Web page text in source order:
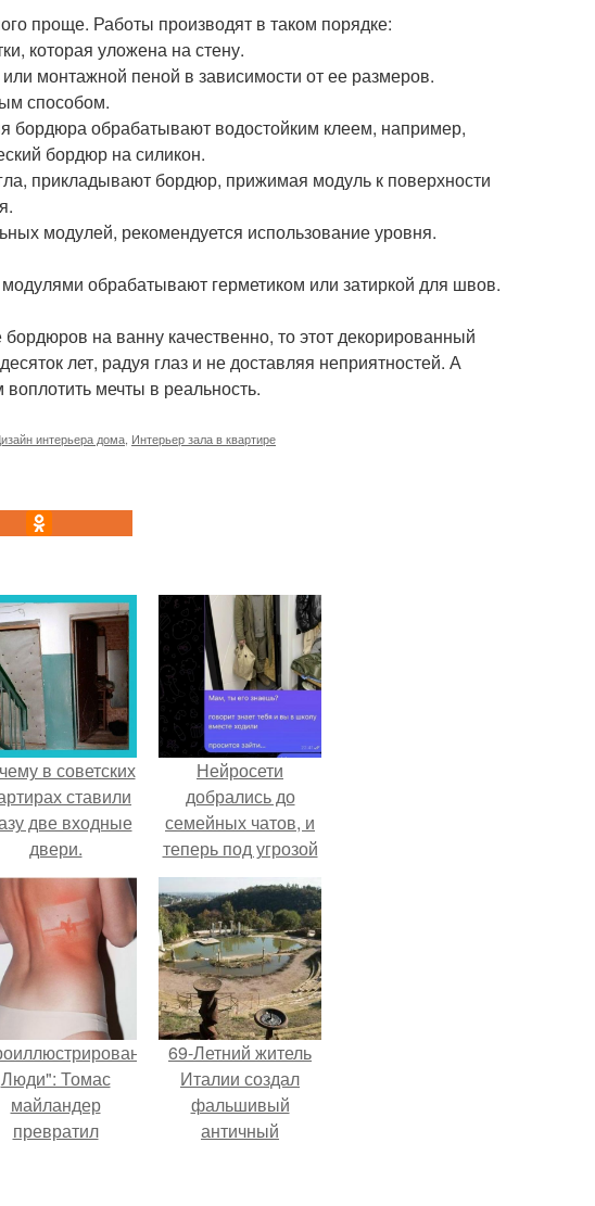
проще. Работы производят в таком порядке:
которая уложена на стену.
монтажной пеной в зависимости от ее размеров.
способом.
бордюра обрабатывают водостойким клеем, например,
бордюр на силикон.
прикладывают бордюр, прижимая модуль к поверхности
модулей, рекомендуется использование уровня.
обрабатывают герметиком или затиркой для швов.
на ванну качественно, то этот декорированный
лет, радуя глаз и не доставляя неприятностей. А
мечты в реальность.
интерьера дома Интерьер зала в квартире
в советских
ставили
две входные
двери.
Нейросети
добрались до
семейных чатов, и
теперь под угрозой
мамины нервы.
Люди": Томас
майландер
превратил
69-Летний житель
Италии создал
фальшивый
античный